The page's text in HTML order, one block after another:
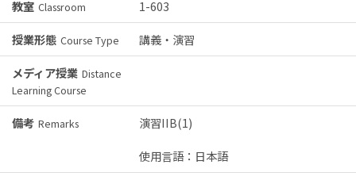
教室 Classroom
1-603
授業形態 Course Type
講義・演習
メディア授業 Distance
Learning Course
備考 Remarks
演習IIB(1)
使用言語：日本語